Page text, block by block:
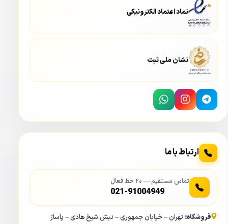
نماد اعتماد الکترونیکی
نشان ملی ثبت
ارتباط با ما
تماس مستقیم — ۲۰ خط فعال
021-91004949
فروشگاه: تهران – خیابان جمهوری – نبش شیخ هادی – پاساژ